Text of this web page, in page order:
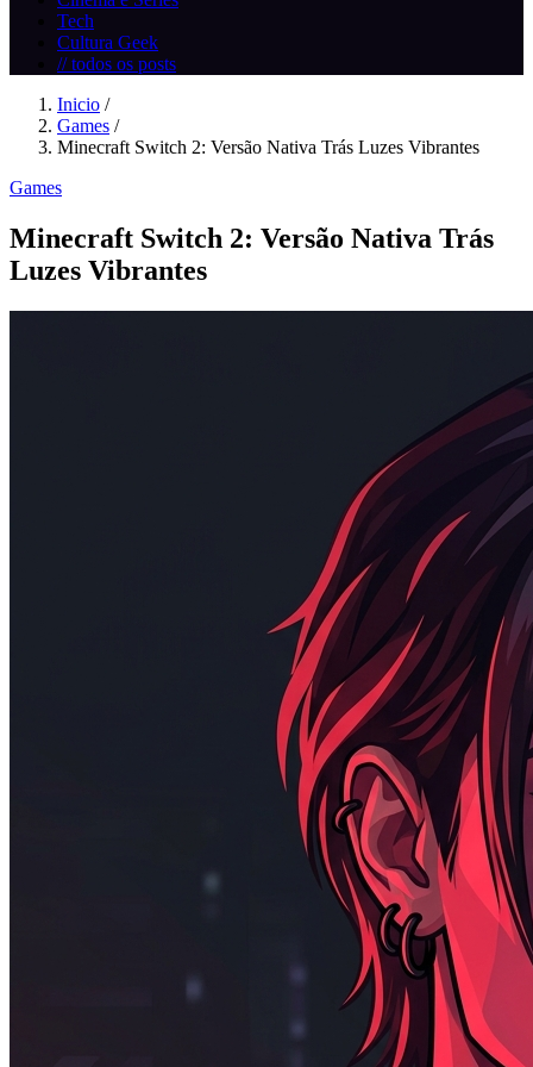
Tech
Cultura Geek
// todos os posts
Inicio /
Games /
Minecraft Switch 2: Versão Nativa Trás Luzes Vibrantes
Games
Minecraft Switch 2: Versão Nativa Trás
Luzes Vibrantes